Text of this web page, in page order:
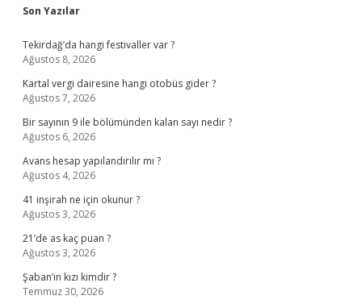
Sidebar
Son Yazılar
Tekirdağ’da hangi festivaller var ?
Ağustos 8, 2026
Kartal vergi dairesine hangi otobüs gider ?
Ağustos 7, 2026
Bir sayının 9 ile bölümünden kalan sayı nedir ?
Ağustos 6, 2026
Avans hesap yapılandırılır mı ?
Ağustos 4, 2026
41 inşirah ne için okunur ?
Ağustos 3, 2026
21’de as kaç puan ?
Ağustos 3, 2026
Şaban’ın kızı kimdir ?
Temmuz 30, 2026